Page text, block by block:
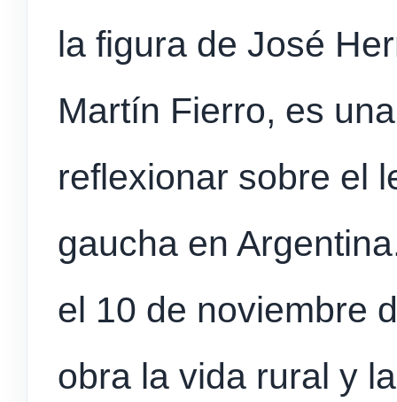
la figura de José
Martín Fierro, es
reflexionar sobre el
gaucha en
el 10 de noviembre
obra la vida rural y